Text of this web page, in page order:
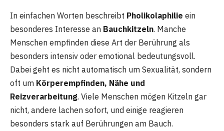
In einfachen Worten beschreibt Pholikolaphilie ein
besonderes Interesse an Bauchkitzeln. Manche
Menschen empfinden diese Art der Berührung als
besonders intensiv oder emotional bedeutungsvoll.
Dabei geht es nicht automatisch um Sexualität, sondern
oft um Körperempfinden, Nähe und
Reizverarbeitung. Viele Menschen mögen Kitzeln gar
nicht, andere lachen sofort, und einige reagieren
besonders stark auf Berührungen am Bauch.